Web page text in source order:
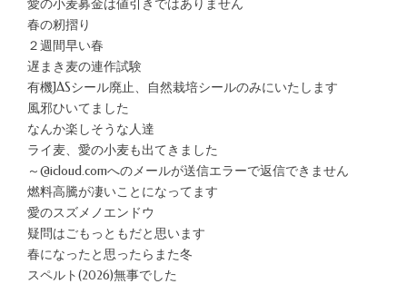
愛の小麦募金は値引きではありません
春の籾摺り
２週間早い春
遅まき麦の連作試験
有機JASシール廃止、自然栽培シールのみにいたします
風邪ひいてました
なんか楽しそうな人達
ライ麦、愛の小麦も出てきました
～@icloud.comへのメールが送信エラーで返信できません
燃料高騰が凄いことになってます
愛のスズメノエンドウ
疑問はごもっともだと思います
春になったと思ったらまた冬
スペルト(2026)無事でした